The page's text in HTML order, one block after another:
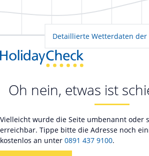
Detaillierte Wetterdaten der
Oh nein, etwas ist
Vielleicht wurde die Seite umbenannt oder
erreichbar. Tippe bitte die Adresse noch
kostenlos an unter 0891 437 9100.